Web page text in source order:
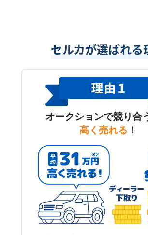
セルカが選ばれる
オークションで競り合
高く売れる ！